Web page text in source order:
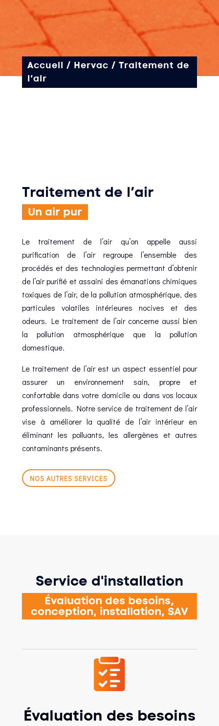
Accueil / Hervac / Traitement de
l’air
Traitement de l’air
Un air pur
Le traitement de l’air qu’on appelle aussi
purification de l’air regroupe l’ensemble des
procédés et des technologies permettant d’obtenir
de l’air purifié et assaini des émanations chimiques
toxiques de l’air, de la pollution atmosphérique, des
particules volatiles intérieures nocives et des
odeurs. Le traitement de l’air concerne aussi bien
la pollution atmosphérique que la pollution
domestique.
Le traitement de l’air est un aspect essentiel pour
assurer un environnement sain, propre et
confortable dans votre domicile ou dans vos locaux
professionnels. Notre service de traitement de l’air
vise à améliorer la qualité de l’air intérieur en
éliminant les polluants, les allergènes et autres
contaminants présents.
NOS AUTRES SERVICES
Service d'installation
Évaluation des besoins,
conception, installation, SAV
Évaluation des besoins